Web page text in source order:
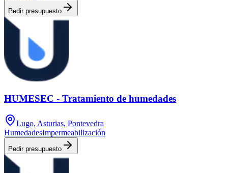
Pedir presupuesto
HUMESEC - Tratamiento de humedades
Lugo, Asturias, Pontevedra
HumedadesImpermeabilización
Pedir presupuesto